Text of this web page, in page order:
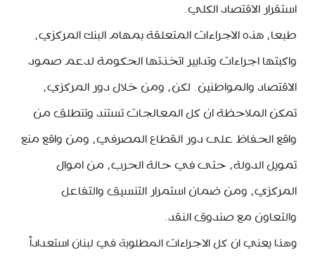
استقرار الاقتصاد الكلي.
طبعا، هذه الاجراءات المتعلقة بمهام البنك المركزي،
واكبتها اجراءات وتدابير اتخذتها الحكومة لدعم صمود
الاقتصاد والمواطنين. لكن، ومن خلال دور المركزي،
تمكن الملاحظة ان كل المعالجات تستند وتنطلق من
واقع الحفاظ على دور القطاع المصرفي، ومن واقع منع
تمويل الدولة، حتى في حالة الحرب، من اموال
المركزي، ومن ضمان استمرار التنسيق والتفاعل
والتعاون مع صندوق النقد.
وهذا يعني ان كل الاجراءات المطلوبة في لبنان استعداداً